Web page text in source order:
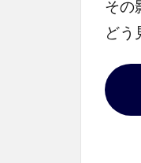
その
どう